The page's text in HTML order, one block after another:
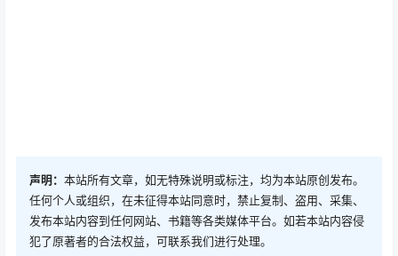
声明： 本站所有文章，如无特殊说明或标注，均为本站原创发布。
任何个人或组织，在未征得本站同意时，禁止复制、盗用、采集、
发布本站内容到任何网站、书籍等各类媒体平台。如若本站内容侵
犯了原著者的合法权益，可联系我们进行处理。